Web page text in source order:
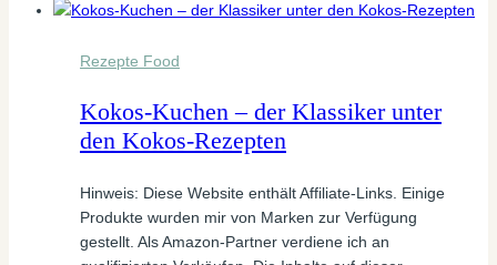
Rezepte Food
Kokos-Kuchen – der Klassiker unter
den Kokos-Rezepten
Hinweis: Diese Website enthält Affiliate-Links. Einige
Produkte wurden mir von Marken zur Verfügung
gestellt. Als Amazon-Partner verdiene ich an